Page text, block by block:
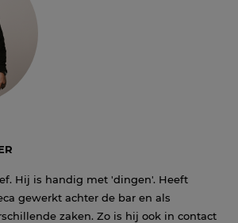
Hij is handig met 'dingen'. Heeft
gewerkt achter de bar en als
zaken. Zo is hij ook in contact